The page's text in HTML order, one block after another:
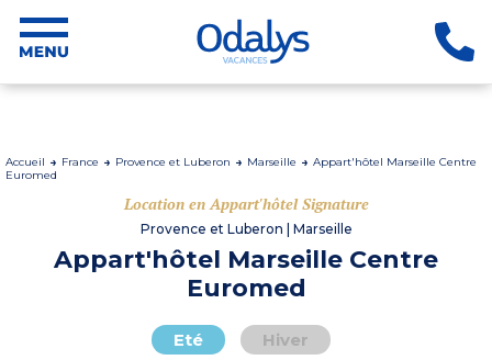
Accueil France Provence et Luberon Marseille
Appart'hôtel Marseille Centre
Euromed
Location en Appart'hôtel Signature
Provence et Luberon | Marseille
Appart'hôtel Marseille Centre
Euromed
Eté Hiver